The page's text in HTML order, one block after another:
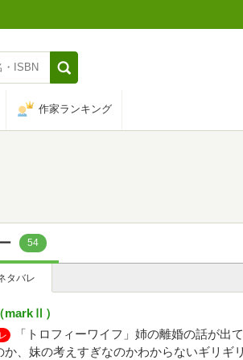
作家ランキング
54
タバレ
markⅡ）
「トロフィーワイフ」姉の離婚の話が出
か、妹の考えすぎなのかわからないギリギ